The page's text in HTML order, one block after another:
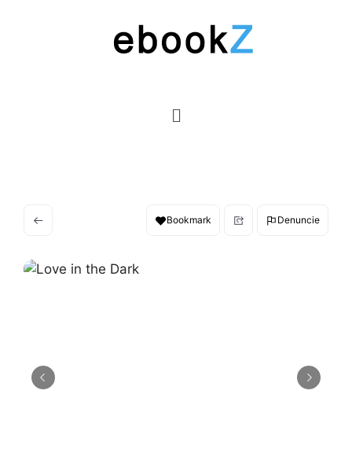
Bookmark Denuncie